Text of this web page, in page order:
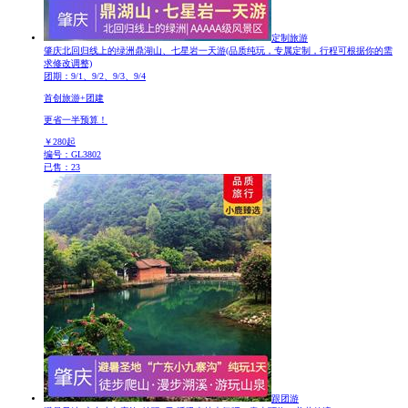
定制旅游
肇庆北回归线上的绿洲鼎湖山、七星岩一天游(品质纯玩，专属定制，行程可根据你的需
求修改调整)
团期：9/1、9/2、9/3、9/4
首创旅游+团建
更省一半预算！
￥280起
编号：GL3802
已售：23
跟团游